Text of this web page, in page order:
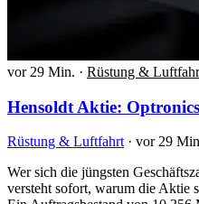
vor 29 Min. · Rüstung &
Hensoldt Aktie:
Rüstung & Luftfahrt · vor 29
Wer sich die jüngsten
versteht sofort, warum die Aktie